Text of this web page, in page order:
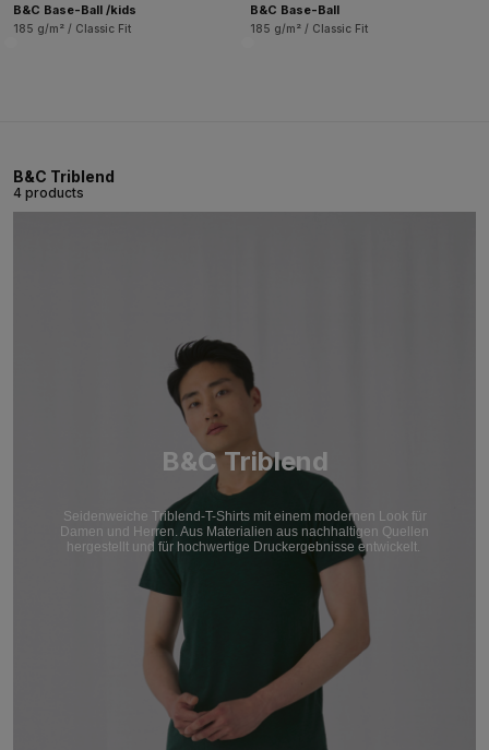
B&C Base-Ball /kids
185 g/m² / Classic Fit
B&C Base-Ball
185 g/m² / Classic Fit
B&C Triblend
4 products
B&C Triblend
Seidenweiche Triblend-T-Shirts mit einem modernen Look für
Damen und Herren. Aus Materialien aus nachhaltigen Quellen
hergestellt und für hochwertige Druckergebnisse entwickelt.